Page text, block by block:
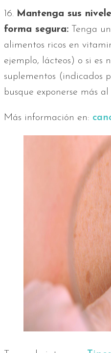
16. Mantenga sus
forma segura: Tenga
alimentos ricos en
ejemplo, lácteos) o si es
suplementos (indicados
busque exponerse más al
Más información en: